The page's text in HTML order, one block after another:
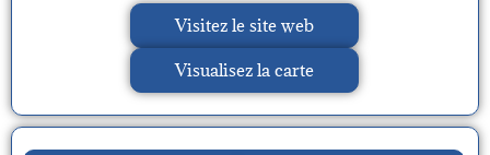
Visitez le site web
Visualisez la carte